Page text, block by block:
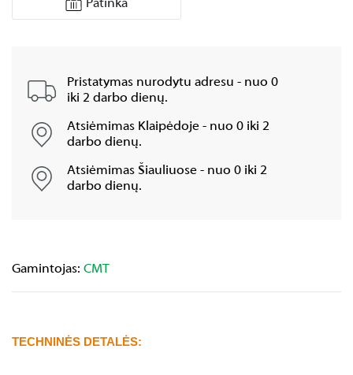
Patinka
Pristatymas nurodytu adresu - nuo 0
iki 2 darbo dienų.
Atsiėmimas Klaipėdoje - nuo 0 iki 2
darbo dienų.
Atsiėmimas Šiauliuose - nuo 0 iki 2
darbo dienų.
Gamintojas: CMT
TECHNINĖS DETALĖS: